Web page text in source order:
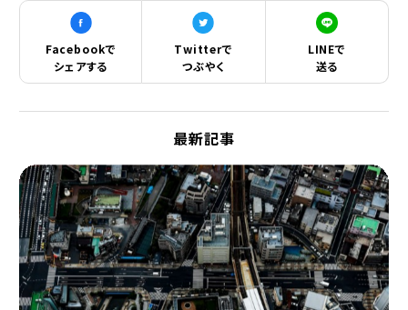
Facebookで
シェアする
Twitterで
つぶやく
LINEで
送る
最新記事